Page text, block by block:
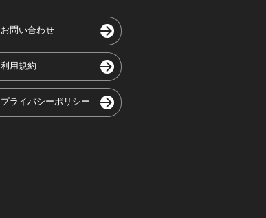
お問い合わせ
利用規約
プライバシーポリシー